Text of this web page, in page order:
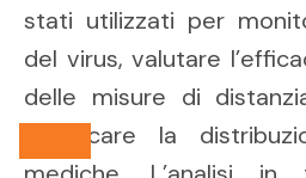
stati utilizzati per
del virus, valutare
delle misure di
pianificare la